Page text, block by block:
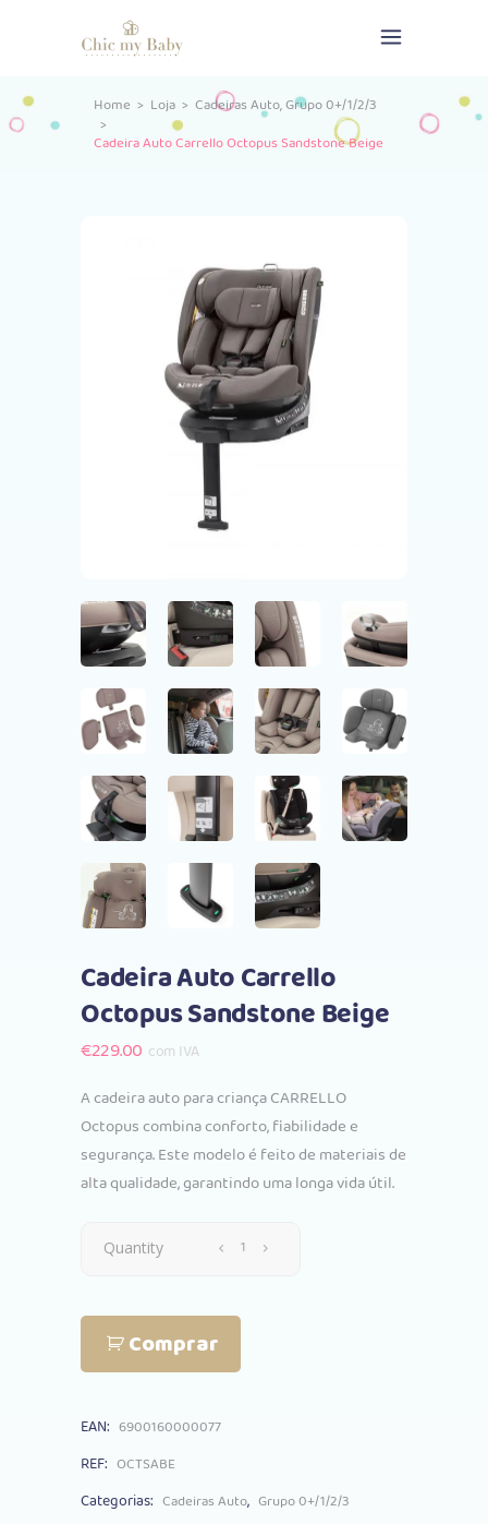
Home > Loja > Cadeiras Auto,Grupo 0+/1/2/3
>
Cadeira Auto Carrello Octopus Sandstone Beige
Cadeira Auto Carrello
Octopus Sandstone Beige
€229.00 com IVA
A cadeira auto para criança CARRELLO
Octopus combina conforto, fiabilidade e
segurança. Este modelo é feito de materiais de
alta qualidade, garantindo uma longa vida útil.
Cadeira
Carrello
Sandstone
Quantity
Comprar
EAN: 6900160000077
REF: OCTSABE
Categorias: Cadeiras Auto, Grupo 0+/1/2/3